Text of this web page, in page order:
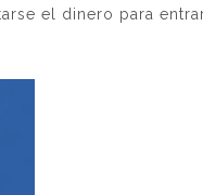
el dinero para